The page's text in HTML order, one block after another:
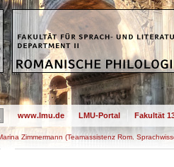
www.lmu.de LMU-Portal Fakultät
Zimmermann (Teamassistenz Rom.